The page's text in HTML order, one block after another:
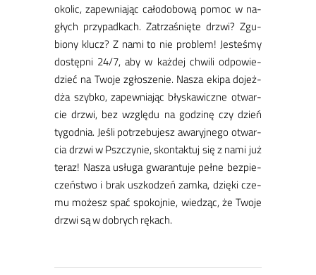
oko­lic, za­pew­nia­jąc ca­ło­do­bo­wą po­moc w na­
głych przy­pad­kach. Za­trza­śnię­te drzwi? Zgu­
bio­ny klucz? Z na­mi to nie pro­blem! Je­ste­śmy
do­stępni 24/7, aby w każ­dej chwi­li od­po­wie­
dzieć na Two­je zgło­sze­nie. Na­sza eki­pa do­jeż­
dża szyb­ko, za­pew­nia­jąc bły­ska­wicz­ne otwar­
cie drzwi, bez wzglę­du na go­dzi­nę czy dzień
ty­go­dnia. Je­śli po­trze­bu­jesz awa­ryj­nego otwar­
cia drzwi w Psz­czy­nie, skon­tak­tuj się z na­mi już
te­raz! Na­sza usłu­ga gwa­ran­tu­je peł­ne bez­pie­
czeń­stwo i brak uszko­dzeń zam­ka, dzię­ki cze­
mu mo­żesz spać spo­koj­nie, wie­dząc, że Two­je
drzwi są w do­brych rę­kach.